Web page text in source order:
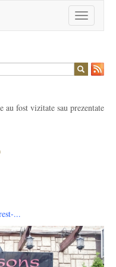
Toggle
navigation
au fost vizitate sau prezentate
...